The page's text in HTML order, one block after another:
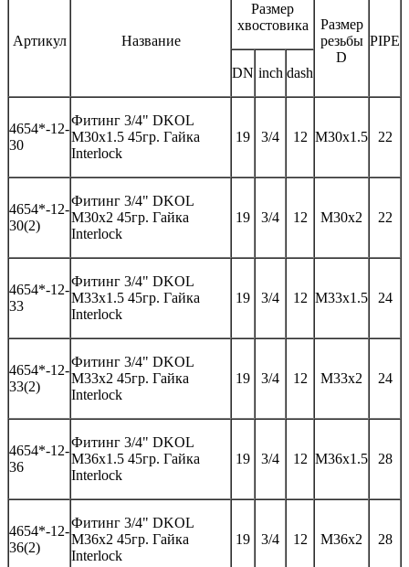
Артикул Название
Размер
хвостовика
Размер
резьбы
D
PIPE
DN inch dash
4654*-12-
30
Фитинг 3/4" DKOL
M30x1.5 45гр. Гайка
Interlock
19 3/4 12 M30x1.5 22
4654*-12-
30(2)
Фитинг 3/4" DKOL
M30x2 45гр. Гайка
Interlock
19 3/4 12 M30x2 22
4654*-12-
33
Фитинг 3/4" DKOL
M33x1.5 45гр. Гайка
Interlock
19 3/4 12 M33x1.5 24
4654*-12-
33(2)
Фитинг 3/4" DKOL
M33x2 45гр. Гайка
Interlock
19 3/4 12 M33x2 24
4654*-12-
36
Фитинг 3/4" DKOL
M36x1.5 45гр. Гайка
Interlock
19 3/4 12 M36x1.5 28
4654*-12-
36(2)
Фитинг 3/4" DKOL
M36x2 45гр. Гайка
Interlock
19 3/4 12 M36x2 28